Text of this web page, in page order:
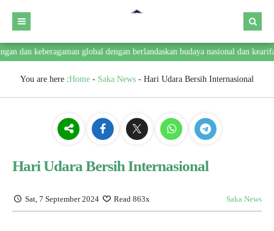
dan keberagaman global dengan berlandaskan budaya nasional dan
You are here :Home - Saka News - Hari Udara Bersih Internasional
Hari Udara Bersih Internasional
Sat, 7 September 2024 Read 863x Saka News